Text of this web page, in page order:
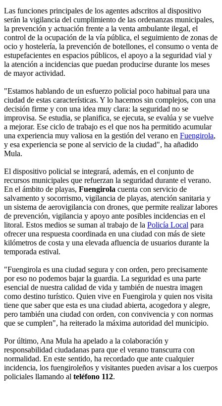
Las funciones principales de los agentes adscritos al dispositivo
serán la vigilancia del cumplimiento de las ordenanzas municipales,
la prevención y actuación frente a la venta ambulante ilegal, el
control de la ocupación de la vía pública, el seguimiento de zonas de
ocio y hostelería, la prevención de botellones, el consumo o venta de
estupefacientes en espacios públicos, el apoyo a la seguridad vial y
la atención a incidencias que puedan producirse durante los meses
de mayor actividad.
"Estamos hablando de un esfuerzo policial poco habitual para una
ciudad de estas características. Y lo hacemos sin complejos, con una
decisión firme y con una idea muy clara: la seguridad no se
improvisa. Se estudia, se planifica, se ejecuta, se evalúa y se vuelve
a mejorar. Ese ciclo de trabajo es el que nos ha permitido acumular
una experiencia muy valiosa en la gestión del verano en Fuengirola,
y esa experiencia se pone al servicio de la ciudad", ha añadido
Mula.
El dispositivo policial se integrará, además, en el conjunto de
recursos municipales que refuerzan la seguridad durante el verano.
En el ámbito de playas, Fuengirola cuenta con servicio de
salvamento y socorrismo, vigilancia de playas, atención sanitaria y
un sistema de aerovigilancia con drones, que permite realizar labores
de prevención, vigilancia y apoyo ante posibles incidencias en el
litoral. Estos medios se suman al trabajo de la Policía Local para
ofrecer una respuesta coordinada en una ciudad con más de siete
kilómetros de costa y una elevada afluencia de usuarios durante la
temporada estival.
"Fuengirola es una ciudad segura y con orden, pero precisamente
por eso no podemos bajar la guardia. La seguridad es una parte
esencial de nuestra calidad de vida y también de nuestra imagen
como destino turístico. Quien vive en Fuengirola y quien nos visita
tiene que saber que esta es una ciudad abierta, acogedora y alegre,
pero también una ciudad con orden, con convivencia y con normas
que se cumplen", ha reiterado la máxima autoridad del municipio.
Por último, Ana Mula ha apelado a la colaboración y
responsabilidad ciudadanas para que el verano transcurra con
normalidad. En este sentido, ha recordado que ante cualquier
incidencia, los fuengiroleños y visitantes pueden avisar a los cuerpos
policiales llamando al teléfono 112.